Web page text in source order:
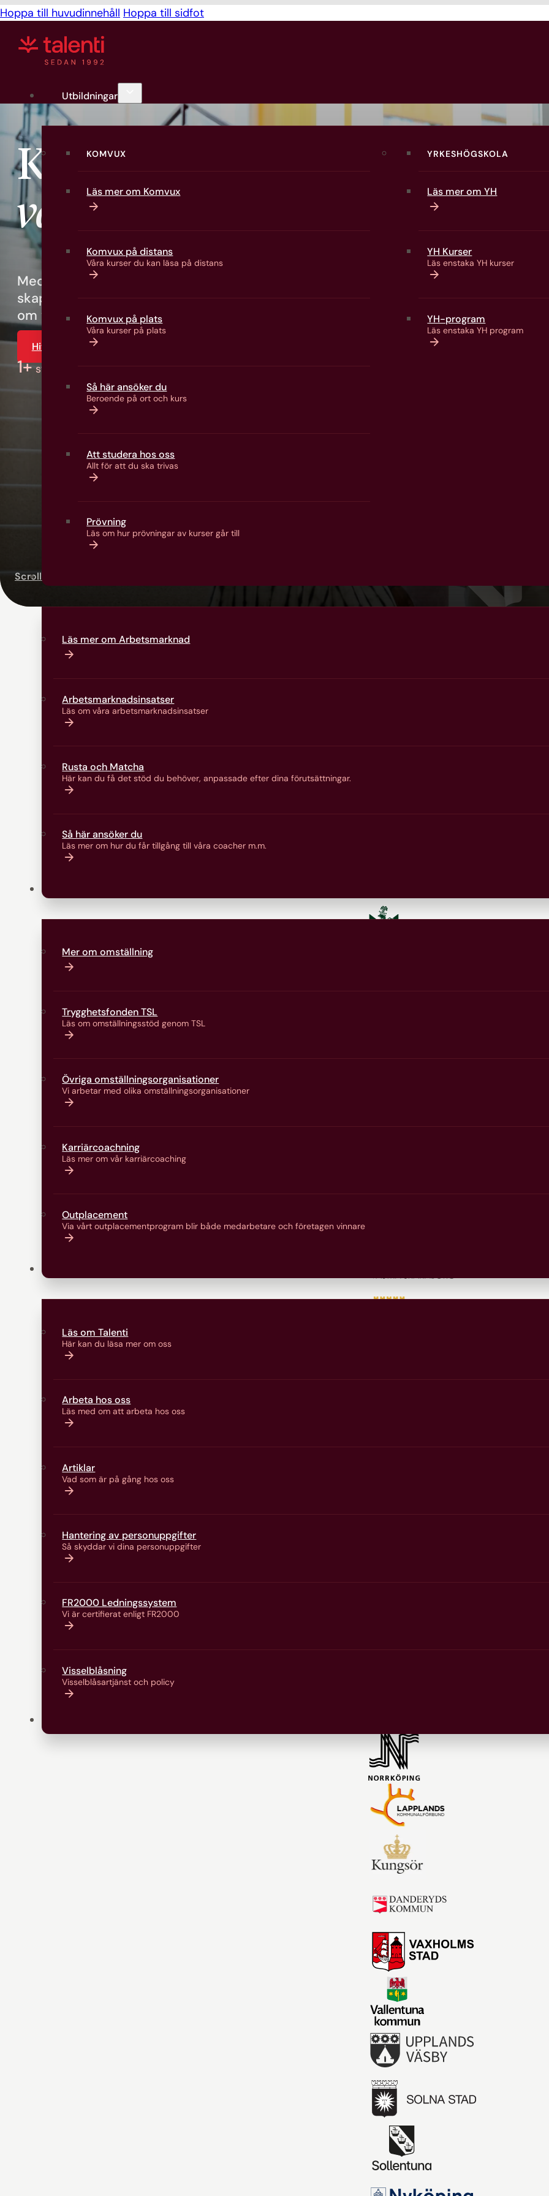
Hoppa till huvudinnehåll Hoppa till sidfot
Utbildningar
KOMVUX
Läs mer om Komvux
Komvux på distans
Våra kurser du kan läsa på distans
Komvux på plats
Våra kurser på plats
Så här ansöker du
Beroende på ort och kurs
Att studera hos oss
Allt för att du ska trivas
Prövning
Läs om hur prövningar av kurser går till
YRKESHÖGSKOLA
Läs mer om YH
YH Kurser
Läs enstaka YH kurser
YH-program
Läs enstaka YH program
Läs mer om Arbetsmarknad
Arbetsmarknads­insatser
Läs om våra arbetsmarknads­insatser
Rusta och Matcha
Här kan du få det stöd du behöver, anpassade efter dina förutsättningar.
Så här ansöker du
Läs mer om hur du får tillgång till våra coacher m.m.
Mer om omställning
Trygghetsfonden TSL
Läs om omställningsstöd genom TSL
Övriga omställningsorganisationer
Vi arbetar med olika omställningsorganisationer
Karriärcoachning
Läs mer om vår karriärcoaching
Outplacement
Via vårt outplacementprogram blir både medarbetare och företagen vinnare
Läs om Talenti
Här kan du läsa mer om oss
Arbeta hos oss
Läs med om att arbeta hos oss
Artiklar
Vad som är på gång hos oss
Hantering av personuppgifter
Så skyddar vi dina personuppgifter
FR2000 Ledningssystem
Vi är certifierat enligt FR2000
Visselblåsning
Visselblåsartjänst och policy
Kunskap du kan
växa med
Med erfarenhet, nyfikenhet och ett varmt engagemang
skapar vi möjligheter för människor att lyckas, oavsett
om vägen går via studier, arbete eller en ny riktning.
Hitta din utbildning
1+ studerar hos oss just nu
Scrolla vidare